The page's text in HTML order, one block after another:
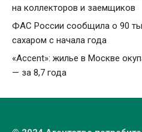
на коллекторов и заемщиков
ФАС России сообщила о 90
сахаром с начала года
«Accent»: жилье в Москве
— за 8,7 года